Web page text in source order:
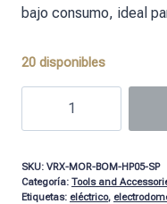
bajo consumo, ideal
20 disponibles
SKU: VRX-MOR-BOM-HP05-SP
Categoría: Tools and
Etiquetas: eléctrico,